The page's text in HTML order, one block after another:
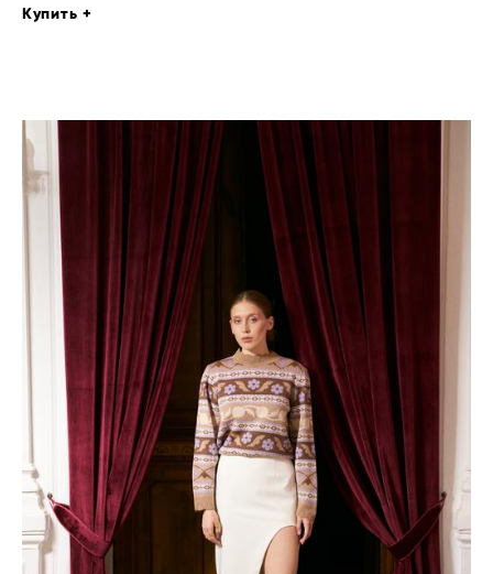
Купить +